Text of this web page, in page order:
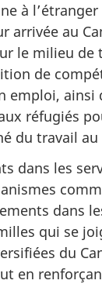
à
arrivée au
le milieu de
de
emploi, ainsi
réfugiés
du travail au
dans les
dans
qui se
du
en